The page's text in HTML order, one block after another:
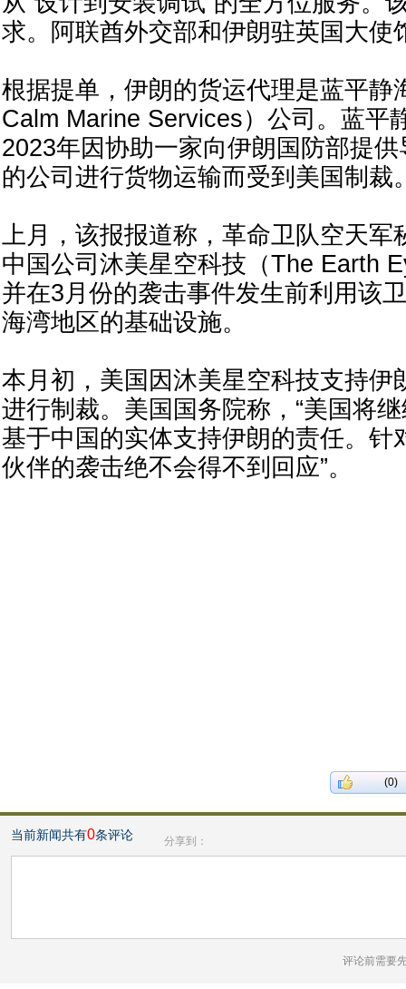
求。阿联酋外交部和伊朗驻英国大使
根据提单，伊朗的货运代理是蓝平静
Calm Marine Services）公司。蓝平
2023年因协助一家向伊朗国防部提
的公司进行货物运输而受到美国制裁
上月，该报报道称，革命卫队空天军
中国公司沐美星空科技（The Earth
并在3月份的袭击事件发生前利用该
海湾地区的基础设施。
本月初，美国因沐美星空科技支持伊
进行制裁。美国国务院称，“美国将
基于中国的实体支持伊朗的责任。针
伙伴的袭击绝不会得不到回应”。
(0)
当前新闻共有0条评论 分享到：
评论前需要